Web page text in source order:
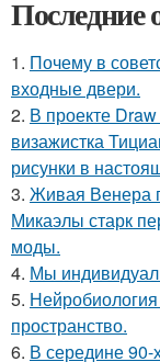
Последние
1. Почему в
входные двери.
2. В проекте
визажистка
рисунки в
3. Живая Венера
Микаэлы старк
моды.
4. Мы
5.
пространство.
6. В середине 90-